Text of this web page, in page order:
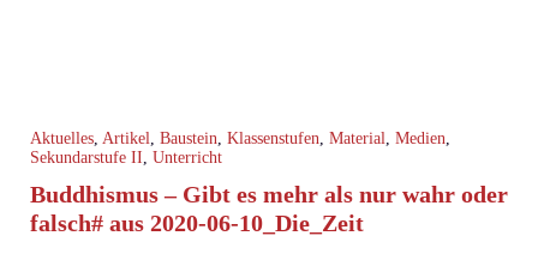
Aktuelles, Artikel, Baustein, Klassenstufen, Material, Medien,
Sekundarstufe II, Unterricht
Buddhismus – Gibt es mehr als nur wahr oder
falsch# aus 2020-06-10_Die_Zeit